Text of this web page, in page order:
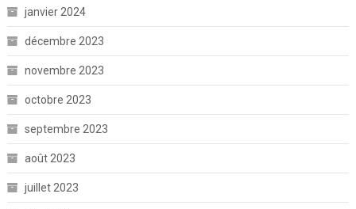
janvier 2024
décembre 2023
novembre 2023
octobre 2023
septembre 2023
août 2023
juillet 2023